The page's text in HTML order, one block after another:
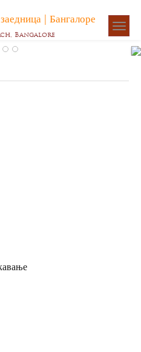
| Бангалоре
Bangalore